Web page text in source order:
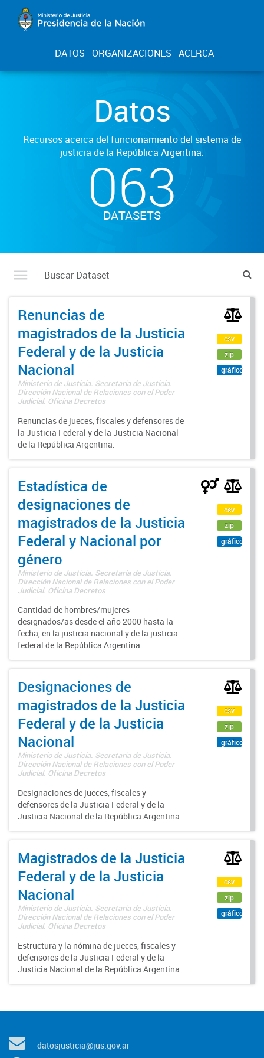
DATOS ORGANIZACIONES ACERCA
Datos
Recursos acerca del funcionamiento del sistema de
justicia de la República Argentina.
063
DATASETS
Renuncias de
magistrados de la Justicia
Federal y de la Justicia
Nacional
Ministerio de Justicia. Secretaría de Justicia.
Dirección Nacional de Relaciones con el Poder
Judicial. Oficina Decretos
Renuncias de jueces, fiscales y defensores de
la Justicia Federal y de la Justicia Nacional
de la República Argentina.
csv
zip
gráfico
Estadística de
designaciones de
magistrados de la Justicia
Federal y Nacional por
género
Ministerio de Justicia. Secretaría de Justicia.
Dirección Nacional de Relaciones con el Poder
Judicial. Oficina Decretos
Cantidad de hombres/mujeres
designados/as desde el año 2000 hasta la
fecha, en la justicia nacional y de la justicia
federal de la República Argentina.
csv
zip
gráfico
Designaciones de
magistrados de la Justicia
Federal y de la Justicia
Nacional
Ministerio de Justicia. Secretaría de Justicia.
Dirección Nacional de Relaciones con el Poder
Judicial. Oficina Decretos
Designaciones de jueces, fiscales y
defensores de la Justicia Federal y de la
Justicia Nacional de la República Argentina.
csv
zip
gráfico
Magistrados de la Justicia
Federal y de la Justicia
Nacional
Ministerio de Justicia. Secretaría de Justicia.
Dirección Nacional de Relaciones con el Poder
Judicial. Oficina Decretos
Estructura y la nómina de jueces, fiscales y
defensores de la Justicia Federal y de la
Justicia Nacional de la República Argentina.
csv
zip
gráfico
datosjusticia@jus.gov.ar